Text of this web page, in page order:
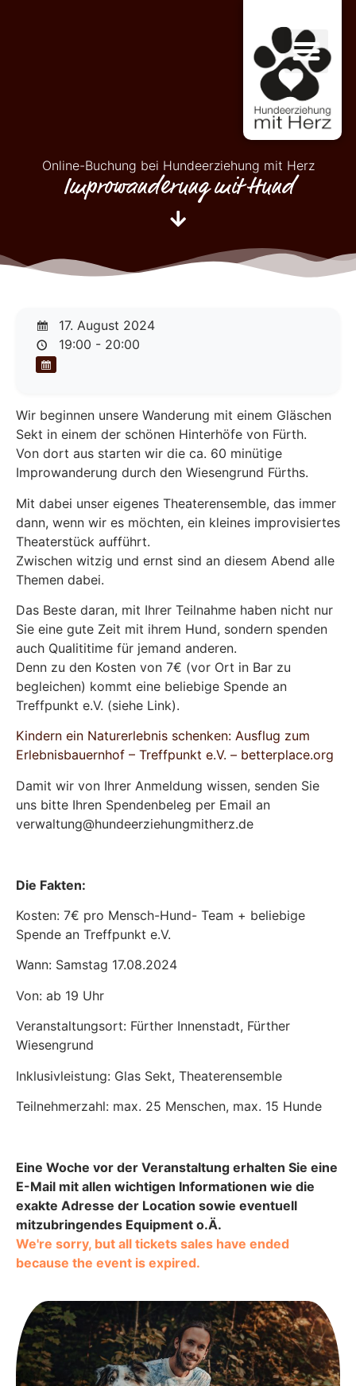
Online-Buchung bei Hundeerziehung mit Herz
Improwanderung mit Hund
17. August 2024
19:00 - 20:00
Wir beginnen unsere Wanderung mit einem Gläschen
Sekt in einem der schönen Hinterhöfe von Fürth.
Von dort aus starten wir die ca. 60 minütige
Improwanderung durch den Wiesengrund Fürths.
Mit dabei unser eigenes Theaterensemble, das immer
dann, wenn wir es möchten, ein kleines improvisiertes
Theaterstück aufführt.
Zwischen witzig und ernst sind an diesem Abend alle
Themen dabei.
Das Beste daran, mit Ihrer Teilnahme haben nicht nur
Sie eine gute Zeit mit ihrem Hund, sondern spenden
auch Qualititime für jemand anderen.
Denn zu den Kosten von 7€ (vor Ort in Bar zu
begleichen) kommt eine beliebige Spende an
Treffpunkt e.V. (siehe Link).
Kindern ein Naturerlebnis schenken: Ausflug zum
Erlebnisbauernhof – Treffpunkt e.V. – betterplace.org
Damit wir von Ihrer Anmeldung wissen, senden Sie
uns bitte Ihren Spendenbeleg per Email an
verwaltung@hundeerziehungmitherz.de
Die Fakten:
Kosten: 7€ pro Mensch-Hund- Team + beliebige
Spende an Treffpunkt e.V.
Wann: Samstag 17.08.2024
Von: ab 19 Uhr
Veranstaltungsort: Fürther Innenstadt, Fürther
Wiesengrund
Inklusivleistung: Glas Sekt, Theaterensemble
Teilnehmerzahl: max. 25 Menschen, max. 15 Hunde
Eine Woche vor der Veranstaltung erhalten Sie eine
E-Mail mit allen wichtigen Informationen wie die
exakte Adresse der Location sowie eventuell
mitzubringendes Equipment o.Ä.
We're sorry, but all tickets sales have ended
because the event is expired.